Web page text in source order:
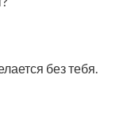
без тебя.